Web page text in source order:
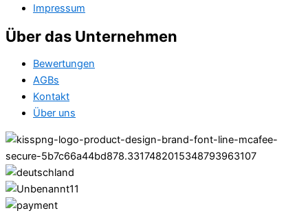
Impressum
Über das Unternehmen
Bewertungen
AGBs
Kontakt
Über uns